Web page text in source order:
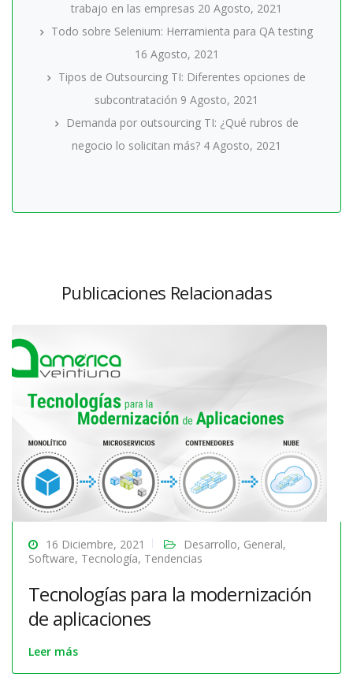
trabajo en las empresas 20 Agosto, 2021
Todo sobre Selenium: Herramienta para QA testing
16 Agosto, 2021
Tipos de Outsourcing TI: Diferentes opciones de
subcontratación 9 Agosto, 2021
Demanda por outsourcing TI: ¿Qué rubros de
negocio lo solicitan más? 4 Agosto, 2021
Publicaciones Relacionadas
16 Diciembre, 2021 Desarrollo, General,
Software, Tecnología, Tendencias
Tecnologías para la modernización
de aplicaciones
Leer más